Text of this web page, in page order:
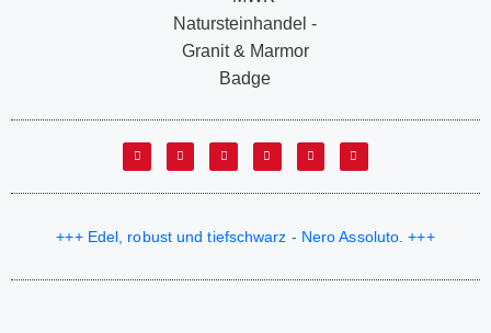
+++ Edel, robust und tiefschwarz - Nero Assoluto. +++